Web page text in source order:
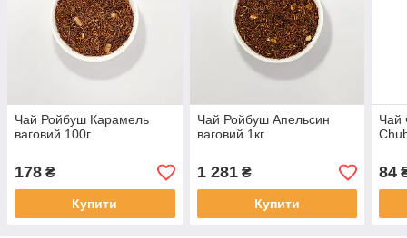
Чай Ройбуш Карамель
ваговий 100г
178 ₴
Купити
Чай Ройбуш Апельсин
ваговий 1кг
1 281₴
Купити
Чай
84